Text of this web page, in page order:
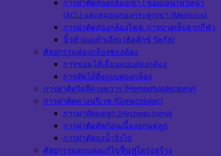
การผ่าตัดส่องกล้องเข่า | ซ่อมเอ็นไขว้หน้า
(ACL) และหมอนรองกระดูกเข่า (Meniscus)
การผ่าตัดส่องกล้องไหล่: การบาดเจ็บจากกีฬา
นิ้วหัวแม่เท้าเอียง (ฮัลลักซ์ วัลกัส)
ศัลยกรรมส่องกล้องช่องท้อง
การซ่อมไส้เลื่อนแบบส่องกล้อง
การตัดไส้ติ่งแบบส่องกล้อง
การผ่าตัดริดสีดวงทวาร (Hemorrhoidectomy)
การผ่าตัดทางนรีเวช (Gynecologic)
การผ่าตัดมดลูก (Hysterectomy)
การผ่าตัดตัดก้อนเนื้องอกมดลูก
การผ่าตัดถุงน้ำรังไข่
ศัลยกรรมตกแต่งแก้ไขฟื้นฟูโครงสร้าง